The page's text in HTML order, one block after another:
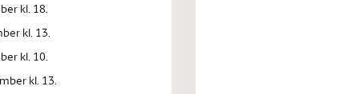
kl. 18.
kl. 13.
kl. 10.
kl. 13.